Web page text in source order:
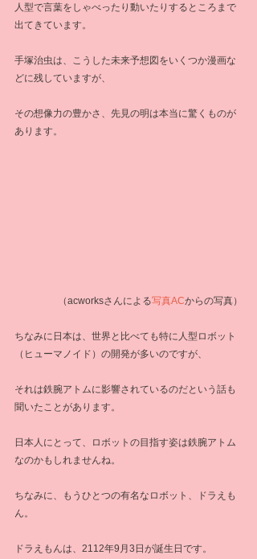
人型で言葉をしゃべったり動いたりするところまで
出てきています。
手塚治虫は、こうした未来予想図をいくつか漫画な
どに残していますが、
その想像力の豊かさ、先見の明は本当に驚くものが
あります。
（acworksさんによる写真ACからの写真）
ちなみに日本は、世界と比べても特に人型ロボット
（ヒューマノイド）の開発が多いのですが、
それは鉄腕アトムに影響されているのだという話も
聞いたことがあります。
日本人にとって、ロボットの目指す姿は鉄腕アトム
なのかもしれませんね。
ちなみに、もうひとつの有名なロボット、ドラえも
ん。
ドラえもんは、2112年9月3日が誕生日です。